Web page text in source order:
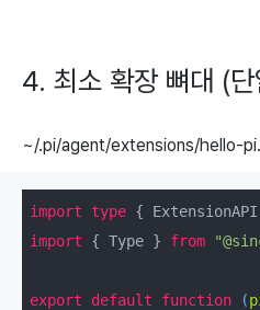
4. 최소 확장 뼈대 (
~/.pi/agent/extensions/hello-
import type {
import { Type } from
export default function (